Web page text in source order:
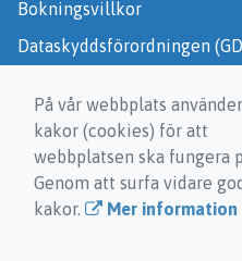
Bokningsvillkor
Dataskyddsförordningen
På vår webbplats
kakor (cookies) för att
webbplatsen ska fungera
Genom att surfa vidare
kakor.
Mer information